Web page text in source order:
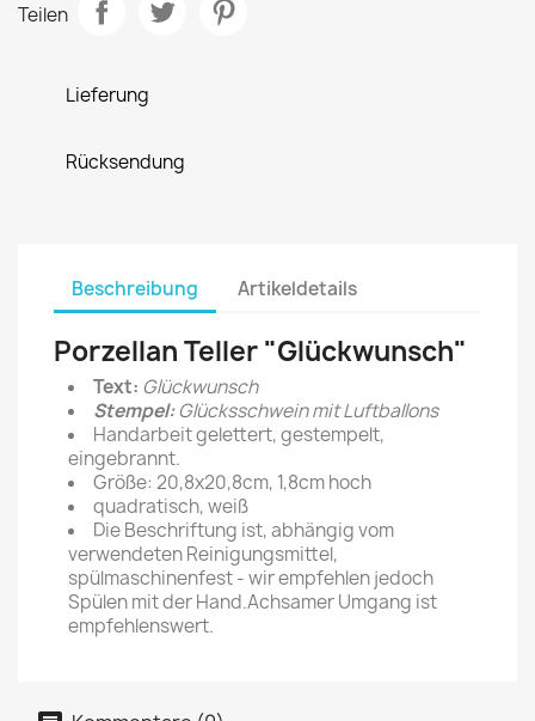
Teilen
Lieferung
Rücksendung
Beschreibung Artikeldetails
Porzellan Teller "Glückwunsch"
Text: Glückwunsch
Stempel:Glücksschwein mit Luftballons
Handarbeit gelettert, gestempelt,
eingebrannt.
Größe: 20,8x20,8cm, 1,8cm hoch
quadratisch, weiß
Die Beschriftung ist, abhängig vom
verwendeten Reinigungsmittel,
spülmaschinenfest - wir empfehlen jedoch
Spülen mit der Hand.Achsamer Umgang ist
empfehlenswert.